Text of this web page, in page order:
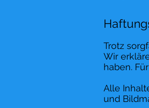
Trotz
Wir
haben.
Alle
und